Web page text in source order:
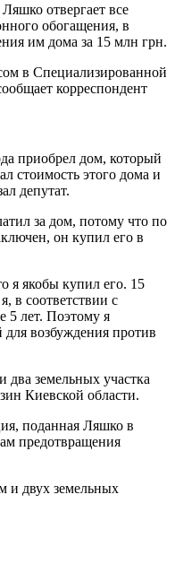
отвергает все
обогащения, в
им дома за 15 млн грн.
в Специализированной
корреспондент
приобрел дом, который
стоимость этого дома и
депутат.
за дом, потому что по
он купил его в
я якобы купил его. 15
в соответствии с
5 лет. Поэтому я
возбуждения против
земельных участка
Киевской области.
поданная Ляшко в
предотвращения
и двух земельных